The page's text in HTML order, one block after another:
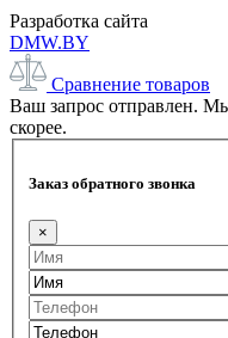
Разработка сайта
DMW.BY
Сравнение товаров
Ваш запрос отправлен.
скорее.
Заказ обратного звонка
×